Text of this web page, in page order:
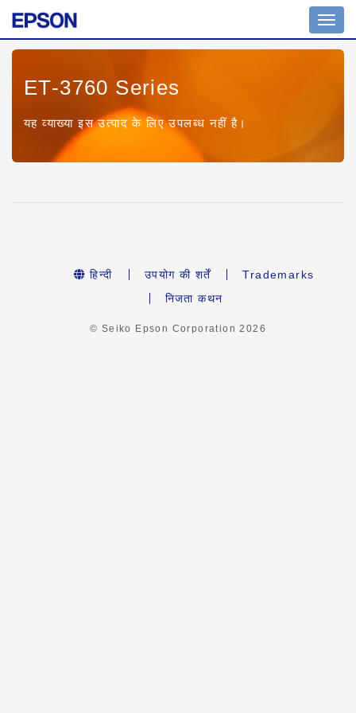
ET-3760 Series
यह व्याख्या इस उत्पाद के लिए उपलब्ध नहीं है।
हिन्दी उपयोग की शर्तें
Trademarks
निजता कथन
© Seiko Epson Corporation2026